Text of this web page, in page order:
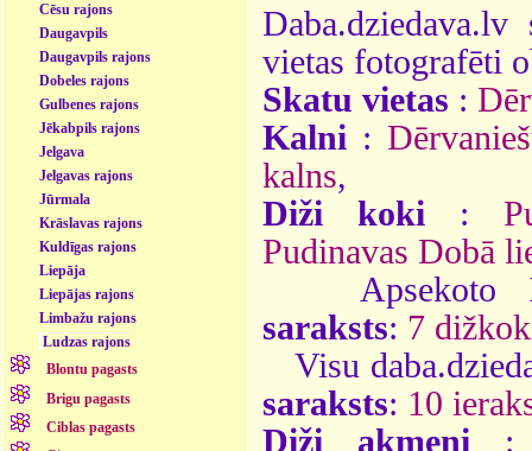
Cēsu rajons
Daugavpils
Daugavpils rajons
Dobeles rajons
Gulbenes rajons
Jēkabpils rajons
Jelgava
Jelgavas rajons
Jūrmala
Krāslavas rajons
Kuldīgas rajons
Liepāja
Liepājas rajons
Limbažu rajons
Ludzas rajons
Blontu pagasts
Brigu pagasts
Ciblas pagasts
vietas fotografēti
Skatu vietas :
Kalni :
kalns,
Diži koki :
Pudinavas Dobā
Apsekoto
saraksts: 7
Visu
saraksts: 10
Diži akmeņi